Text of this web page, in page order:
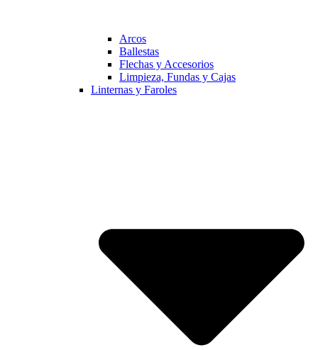
Arcos
Ballestas
Flechas y Accesorios
Limpieza, Fundas y Cajas
Linternas y Faroles